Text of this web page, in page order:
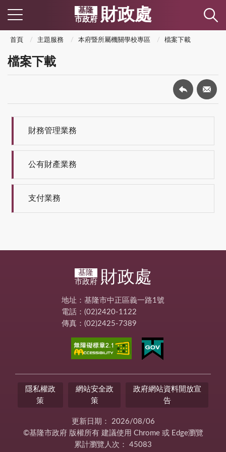
基隆
市政府 財政處
首頁 主題服務 本府暨所屬機關學校專區 檔案下載
檔案下載
財務管理業務
公有財產業務
支付業務
基隆
市政府 財政處
地址：基隆市中正區義一路1號
電話：(02)2420-1122
傳真：(02)2425-7389
隱私權政
策
網站安全政
策
政府網站資料開放宣
告
更新日期： 2026/08/06
©基隆市政府 版權所有 建議使用 Chrome 或 Edge瀏覽
累計瀏覽人次： 45083